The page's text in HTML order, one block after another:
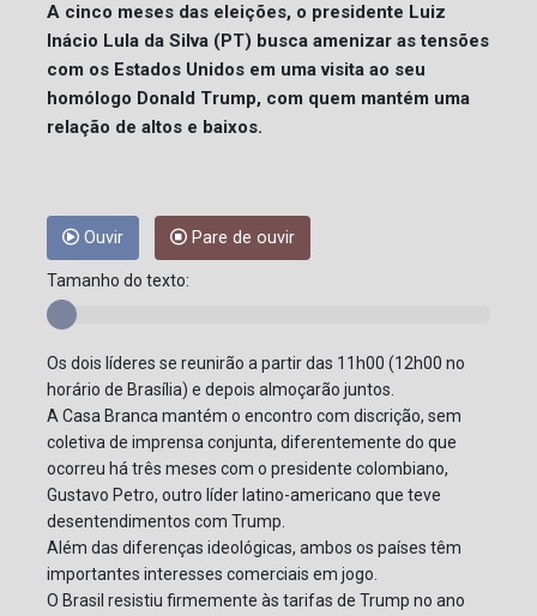
A cinco meses das eleições, o presidente Luiz
Inácio Lula da Silva (PT) busca amenizar as tensões
com os Estados Unidos em uma visita ao seu
homólogo Donald Trump, com quem mantém uma
relação de altos e baixos.
Ouvir Pare de ouvir
Tamanho do texto:
Os dois líderes se reunirão a partir das 11h00 (12h00 no
horário de Brasília) e depois almoçarão juntos.
A Casa Branca mantém o encontro com discrição, sem
coletiva de imprensa conjunta, diferentemente do que
ocorreu há três meses com o presidente colombiano,
Gustavo Petro, outro líder latino-americano que teve
desentendimentos com Trump.
Além das diferenças ideológicas, ambos os países têm
importantes interesses comerciais em jogo.
O Brasil resistiu firmemente às tarifas de Trump no ano